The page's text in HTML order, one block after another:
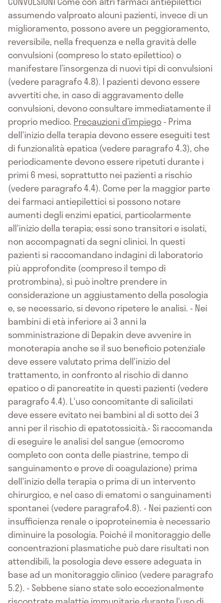
Precauzioni d’impiego- Prima
dell'inizio della terapia devono essere eseguiti test
di funzionalità epatica (vedere paragrafo 4.3), che
periodicamente devono essere ripetuti durante i
primi 6 mesi, soprattutto nei pazienti a rischio
(vedere paragrafo 4.4). Come per la maggior parte
dei farmaci antiepilettici si possono notare
aumenti degli enzimi epatici, particolarmente
all'inizio della terapia; essi sono transitori e isolati,
non accompagnati da segni clinici. In questi
pazienti si raccomandano indagini di laboratorio
più approfondite (compreso il tempo di
protrombina), si può inoltre prendere in
considerazione un aggiustamento della posologia
e, se necessario, si devono ripetere le analisi. - Nei
bambini di età inferiore ai 3 anni la
somministrazione di Depakin deve avvenire in
monoterapia anche se il suo beneficio potenziale
deve essere valutato prima dell'inizio del
trattamento, in confronto al rischio di danno
epatico o di pancreatite in questi pazienti (vedere
paragrafo 4.4). L'uso concomitante di salicilati
deve essere evitato nei bambini al di sotto dei 3
anni per il rischio di epatotossicità.- Si raccomanda
di eseguire le analisi del sangue (emocromo
completo con conta delle piastrine, tempo di
sanguinamento e prove di coagulazione) prima
dell'inizio della terapia o prima di un intervento
chirurgico, e nel caso di ematomi o sanguinamenti
spontanei (vedere paragrafo4.8). - Nei pazienti con
insufficienza renale o ipoproteinemia è necessario
diminuire la posologia. Poiché il monitoraggio delle
concentrazioni plasmatiche può dare risultati non
attendibili, la posologia deve essere adeguata in
base ad un monitoraggio clinico (vedere paragrafo
5.2). - Sebbene siano state solo eccezionalmente